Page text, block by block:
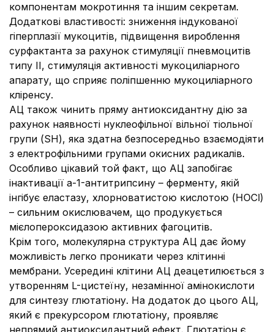
компонентам мокротиння та іншим секретам.
Додаткові властивості: зниження індукованої
гіперплазії мукоцитів, підвищення вироблення
сурфактанта за рахунок стимуляції пневмоцитів
типу II, стимуляція активності мукоциліарного
апарату, що сприяє поліпшенню мукоциліарного
кліренсу.
АЦ також чинить пряму антиоксидантну дію за
рахунок наявності нуклеофільної вільної тіольної
групи (SH), яка здатна безпосередньо взаємодіяти
з електрофільними групами окисних радикалів.
Особливо цікавий той факт, що АЦ запобігає
інактивації a-1-антитрипсину – ферменту, якій
інгібує еластазу, хлорноватистою кислотою (HOCl)
– сильним окислювачем, що продукується
мієлопероксидазою активних фагоцитів.
Крім того, молекулярна структура АЦ дає йому
можливість легко проникати через клітинні
мембрани. Усередині клітини АЦ деацетилюється з
утворенням L-цистеїну, незамінної амінокислоти
для синтезу глютатіону. На додаток до цього АЦ,
який є прекурсором глютатіону, проявляє
непрямий антиоксидантний ефект. Глютатіон є